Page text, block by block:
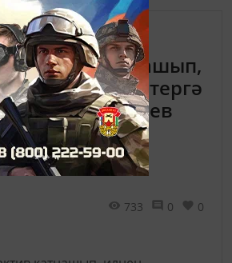
актив катнашып,
күрсәтергә
Шәймиев
март 2018 - 13:35
733 0 0